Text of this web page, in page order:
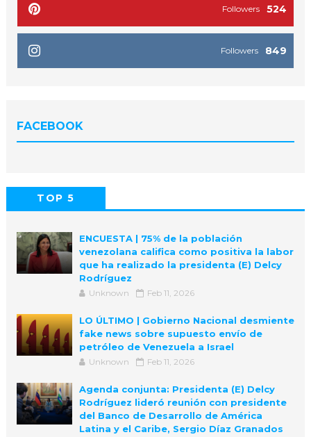
524
Followers
849
Followers
FACEBOOK
TOP 5
ENCUESTA | 75% de la población
venezolana califica como positiva la labor
que ha realizado la presidenta (E) Delcy
Rodríguez
Unknown Feb 11, 2026
LO ÚLTIMO | Gobierno Nacional desmiente
fake news sobre supuesto envío de
petróleo de Venezuela a Israel
Unknown Feb 11, 2026
Agenda conjunta: Presidenta (E) Delcy
Rodríguez lideró reunión con presidente
del Banco de Desarrollo de América
Latina y el Caribe, Sergio Díaz Granados